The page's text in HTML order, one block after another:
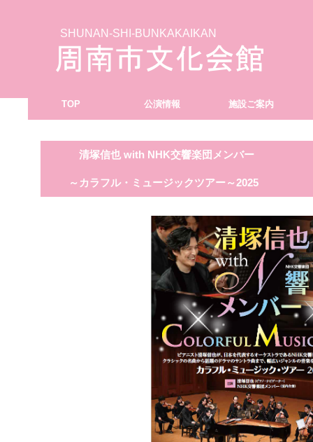
SHUNAN-SHI-BUNKAKAIKAN
清塚信也 with NHK交響楽団メンバー
～カラフル・ミュージックツアー～2025
TOP 公演情報 施設ご案内